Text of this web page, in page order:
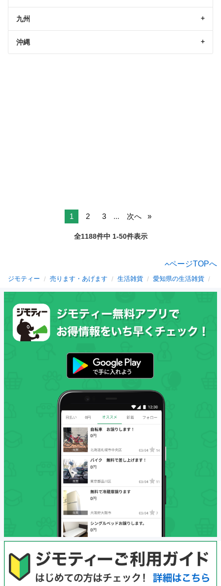
九州
沖縄
1 2 3 ... 次へ
全1188件中 1-50件表示
ページTOPへ
ジモティー 売ります・あげます 生活雑貨 愛知県の生活雑貨